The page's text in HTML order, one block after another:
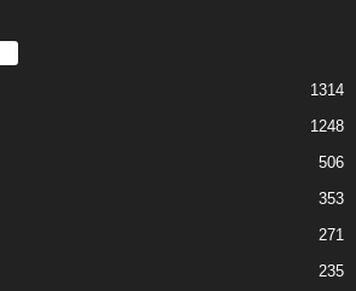
1314
1248
506
353
271
235